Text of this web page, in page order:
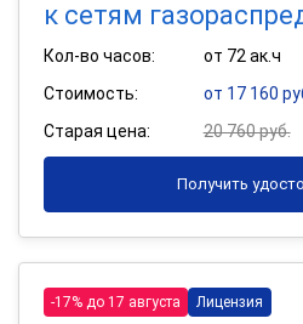
к сетям
Кол-во часов:
от 72 ак.ч
Стоимость:
от 17 160
Старая цена:
20 760 руб.
Получить
-17% до 17 августа Лицензия